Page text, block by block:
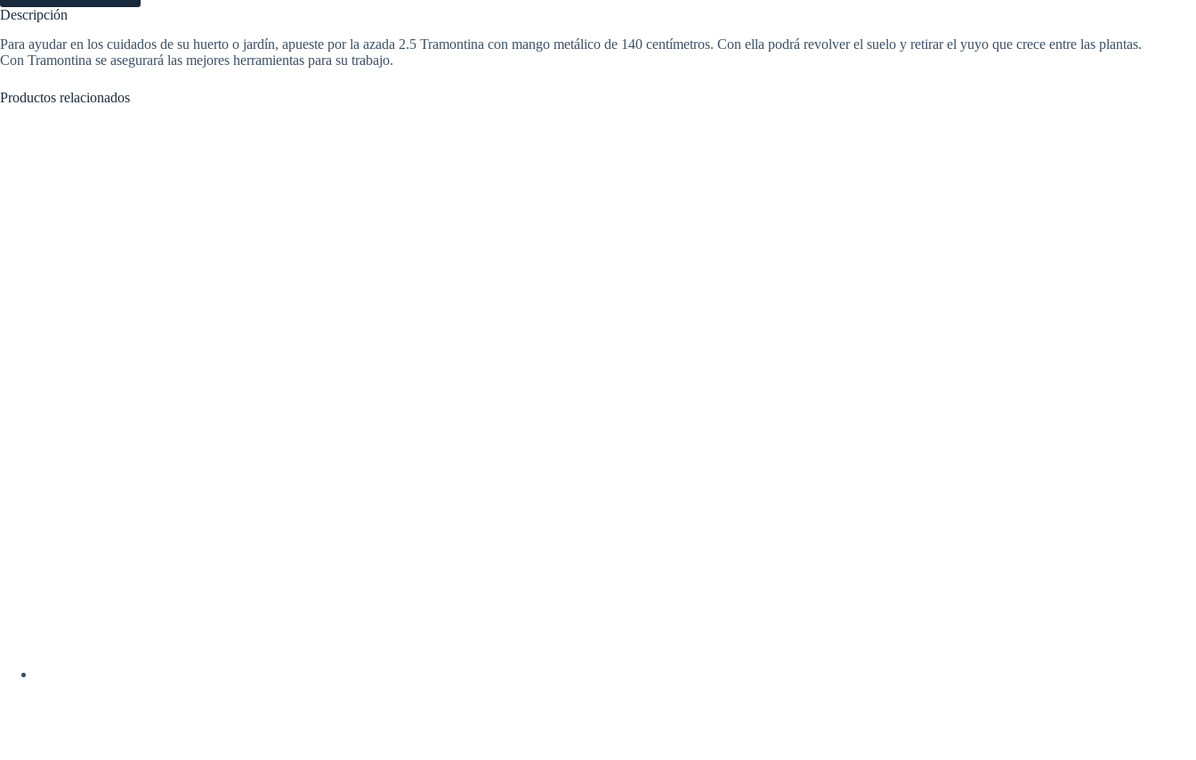
LARGO
Tramontina
77214954
Descripción
Para ayudar en los cuidados de su huerto o jardín, apueste por la azada 2.5 Tramontina con mango metálico de 140 centímetros. Con ella podrá revolver el suelo y retirar el yuyo que crece entre las plantas.
Con Tramontina se asegurará las mejores herramientas para su trabajo.
Productos relacionados